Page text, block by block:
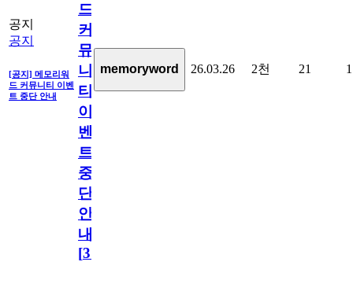
공지
공지
[공지] 메모리워
드 커뮤니티 이벤
트 중단 안내
드
커
뮤
니
티
이
벤
트
중
단
안
내
[31
memoryword 26.03.26 2천 21 1